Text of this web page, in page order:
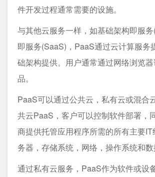
件开发过程通常需要的设施。
与其他云服务一样，如基础架构即服
即服务(SaaS)，PaaS通过云计算服务
础架构提供。用户通常通过网络浏览
品。
PaaS可以通过公共云，私有云或混合
共云PaaS，客户可以控制软件部署，
商提供托管应用程序所需的所有主要IT
务器，存储系统，网络，操作系统和数
通过私有云服务，PaaS作为软件或设